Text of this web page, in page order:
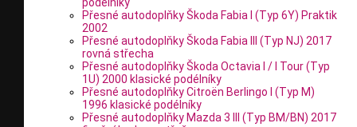
Přesné autodoplňky Škoda Fabia I (Typ 6Y) Praktik
2002
Přesné autodoplňky Škoda Fabia III (Typ NJ) 2017
rovná střecha
Přesné autodoplňky Škoda Octavia I / I Tour (Typ
1U) 2000 klasické podélníky
Přesné autodoplňky Citroën Berlingo I (Typ M)
1996 klasické podélníky
Přesné autodoplňky Mazda 3 III (Typ BM/BN) 2017